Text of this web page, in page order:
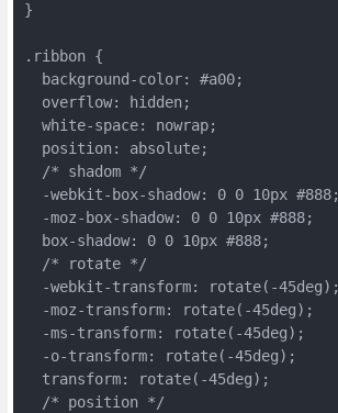
}
.ribbon {
  background-color: #a00;
  overflow: hidden;
  white-space: nowrap;
  position: absolute;
  /* shadom */
  -webkit-box-shadow: 0 0 10px #888;
  -moz-box-shadow: 0 0 10px #888;
  box-shadow: 0 0 10px #888;
  /* rotate */
  -webkit-transform: rotate(-45deg);
  -moz-transform: rotate(-45deg);
  -ms-transform: rotate(-45deg);
  -o-transform: rotate(-45deg);
  transform: rotate(-45deg);
  /* position */